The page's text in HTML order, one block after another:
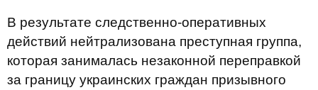
В результате следственно-оперативных
действий нейтрализована преступная группа,
которая занималась незаконной переправкой
за границу украинских граждан призывного